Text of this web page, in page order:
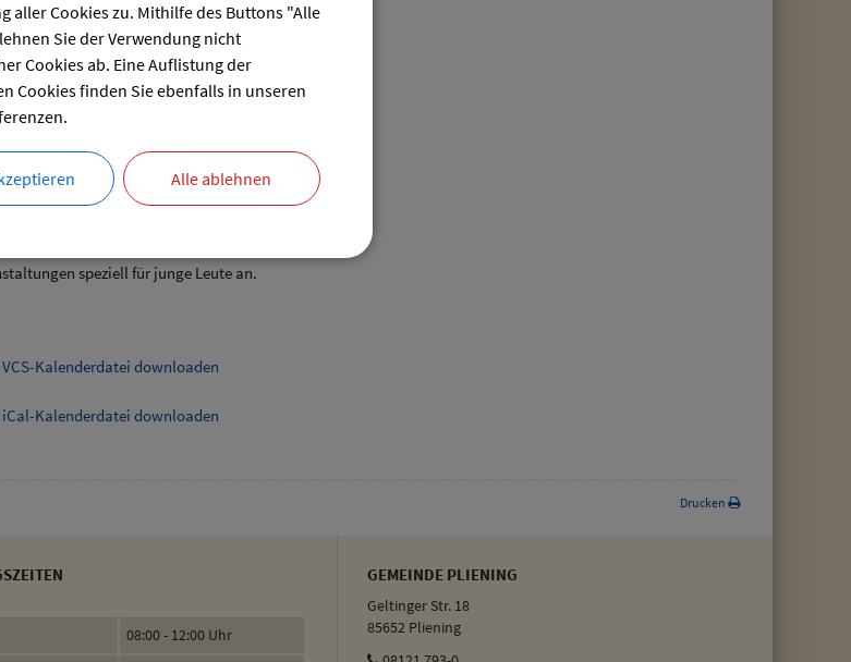
junge Leute
speziell für junge Leute an.
Kalenderdatei downloaden
Kalenderdatei downloaden
Drucken
08:00 - 12:00 Uhr
GEMEINDE PLIENING
Geltinger Str. 18
85652 Pliening
aller Cookies zu. Mithilfe des Buttons "Alle
Sie der Verwendung nicht
Cookies ab. Eine Auflistung der
Cookies finden Sie ebenfalls in unseren
Alle ablehnen